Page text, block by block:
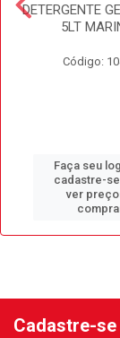
DETERGENTE
5LT
Código:
Faça seu
cadastre-
ver
Cadastre-